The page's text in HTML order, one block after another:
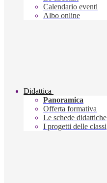
Calendario eventi
Albo online
Didattica
Panoramica
Offerta formativa
Le schede didattiche
I progetti delle classi